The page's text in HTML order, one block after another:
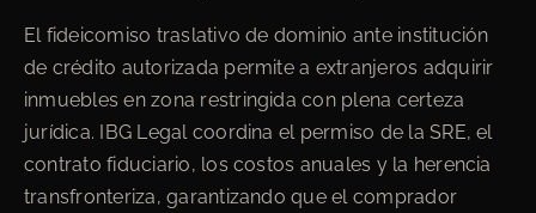
El fideicomiso traslativo de dominio ante institución
de crédito autorizada permite a extranjeros adquirir
inmuebles en zona restringida con plena certeza
jurídica. IBG Legal coordina el permiso de la SRE, el
contrato fiduciario, los costos anuales y la herencia
transfronteriza, garantizando que el comprador